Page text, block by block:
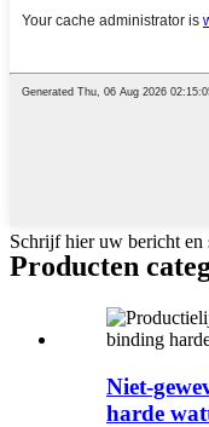
Schrijf hier uw bericht en
Producten
Niet-
harde